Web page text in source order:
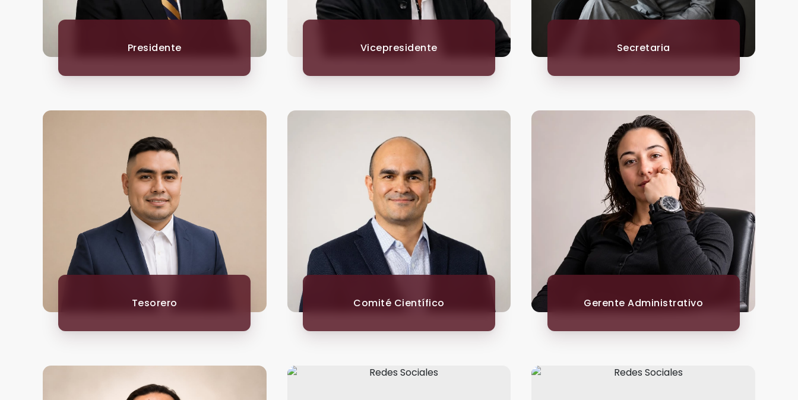
Presidente Vicepresidente Secretaria
Tesorero Comité Científico Gerente Administrativo